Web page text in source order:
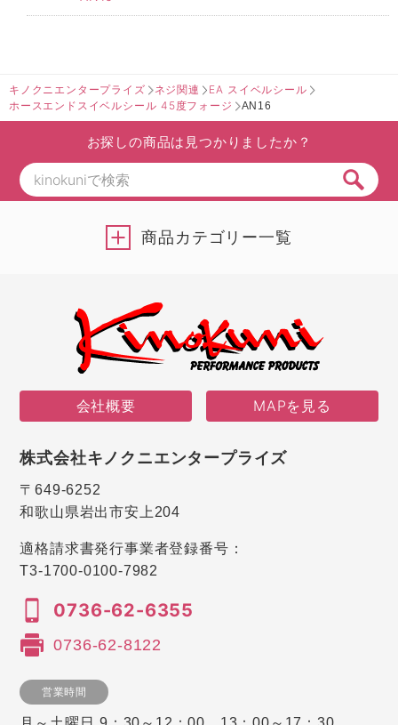
キノクニエンタープライズ ネジ関連
EA スイベルシール
ホースエンドスイベルシール 45度フォージ
AN16
お探しの商品は見つかりましたか？
商品カテゴリー一覧
会社概要 MAPを見る
株式会社キノクニエンタープライズ
〒649-6252
和歌山県岩出市安上204
適格請求書発行事業者登録番号：
T3-1700-0100-7982
0736-62-6355
0736-62-8122
営業時間